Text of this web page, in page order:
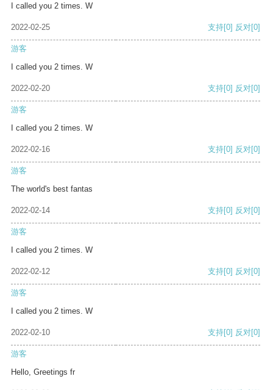
I called you 2 times. W
2022-02-25 支持[0] 反对[0]
游客
I called you 2 times. W
2022-02-20 支持[0] 反对[0]
游客
I called you 2 times. W
2022-02-16 支持[0] 反对[0]
游客
The world's best fantas
2022-02-14 支持[0] 反对[0]
游客
I called you 2 times. W
2022-02-12 支持[0] 反对[0]
游客
I called you 2 times. W
2022-02-10 支持[0] 反对[0]
游客
Hello, Greetings fr